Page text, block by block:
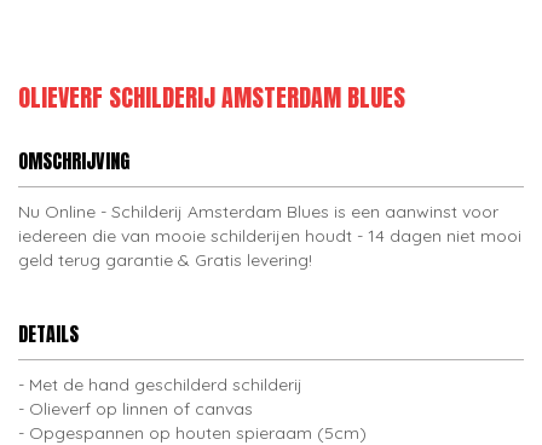
OLIEVERF SCHILDERIJ AMSTERDAM BLUES
OMSCHRIJVING
Nu Online - Schilderij Amsterdam Blues is een aanwinst voor
iedereen die van mooie schilderijen houdt - 14 dagen niet mooi
geld terug garantie & Gratis levering!
DETAILS
Met de hand geschilderd schilderij
Olieverf op linnen of canvas
Opgespannen op houten spieraam (5cm)